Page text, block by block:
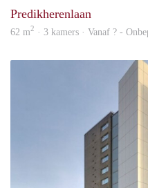
Predikherenlaan
62 m2 · 3 kamers · Vanaf ? -